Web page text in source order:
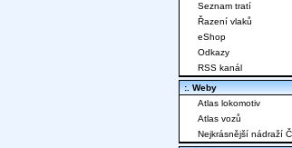
Seznam tratí
Řazení vlaků
eShop
Odkazy
RSS kanál
:. Weby
Atlas lokomotiv
Atlas vozů
Nejkrásnější nádraží